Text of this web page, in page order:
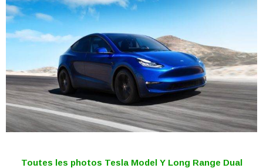
Toutes les photos Tesla Model Y Long Range Dual